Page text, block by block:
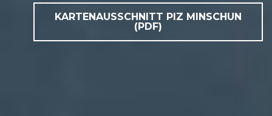
KARTENAUSSCHNITT PIZ MINSCHUN
(PDF)